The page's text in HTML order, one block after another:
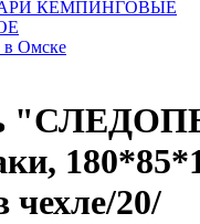
КЕМПИНГОВЫЕ
Омске
чехле/20/